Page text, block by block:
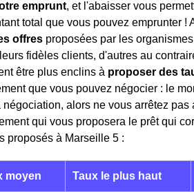
emprunt, et l'abaisser vous
total que vous pouvez emprunter !
offres proposées par les
fidèles clients, d'autres au
être plus enclins à proposer des
que vous pouvez négocier : le
alors ne vous arrêtez pas
qui vous proposera le prêt qui
proposés à Marseille 5 :
moyen Taux le plus haut